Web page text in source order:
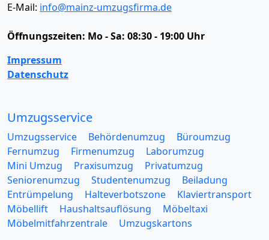
E-Mail: info@mainz-umzugsfirma.de
Öffnungszeiten: Mo - Sa: 08:30 - 19:00 Uhr
Impressum
Datenschutz
Umzugsservice
Umzugsservice Behördenumzug
Büroumzug
Fernumzug
Firmenumzug
Laborumzug
Mini Umzug
Praxisumzug
Privatumzug
Seniorenumzug
Studentenumzug
Beiladung
Entrümpelung
Halteverbotszone
Klaviertransport
Möbellift
Haushaltsauflösung
Möbeltaxi
Möbelmitfahrzentrale
Umzugskartons